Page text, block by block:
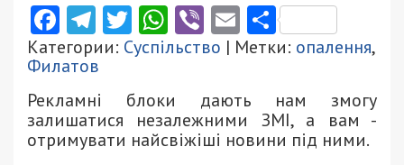
Facebook
Telegram
Twitter
WhatsApp
ViberEmail
Категории: Суспільство | Метки: опалення,
Филатов
Рекламні блоки дають нам змогу
залишатися незалежними ЗМІ, а вам -
отримувати найсвіжіші новини під ними.